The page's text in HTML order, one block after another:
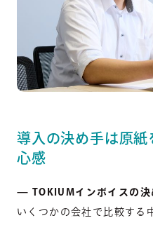
導入の決め手は原紙
心感
— TOKIUMインボイスの決
いくつかの会社で比較する